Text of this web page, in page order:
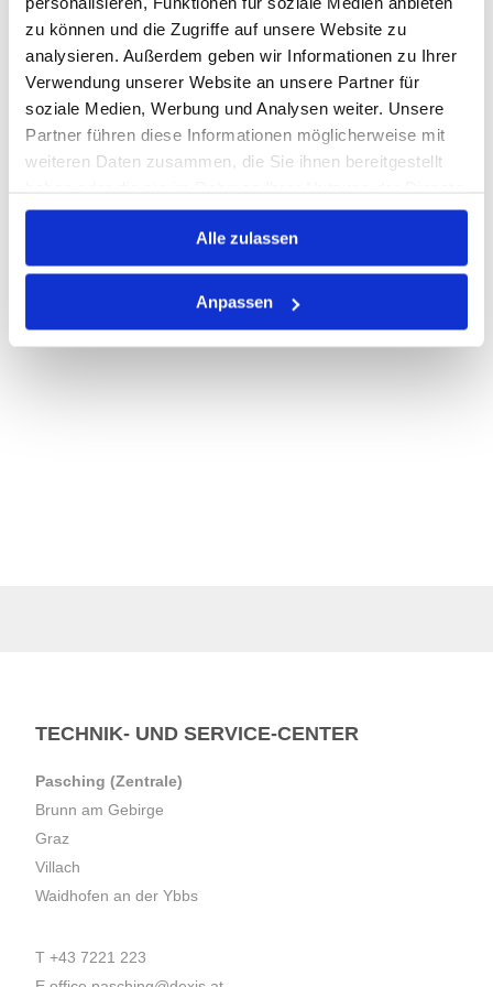
zu können und die Zugriffe auf unsere Website zu
analysieren. Außerdem geben wir Informationen zu Ihrer
Verwendung unserer Website an unsere Partner für
soziale Medien, Werbung und Analysen weiter. Unsere
Partner führen diese Informationen möglicherweise mit
weiteren Daten zusammen, die Sie ihnen bereitgestellt
gesammelt haben.
Alle zulassen
Anpassen
Nicht auf Lager
Print
PRODUKTBESCHREIBUNG
TECHNIK- UND SERVICE-CENTER
Pasching (Zentrale)
Brunn am Gebirge
Graz
Villach
Waidhofen an der Ybbs
T +43 7221 223